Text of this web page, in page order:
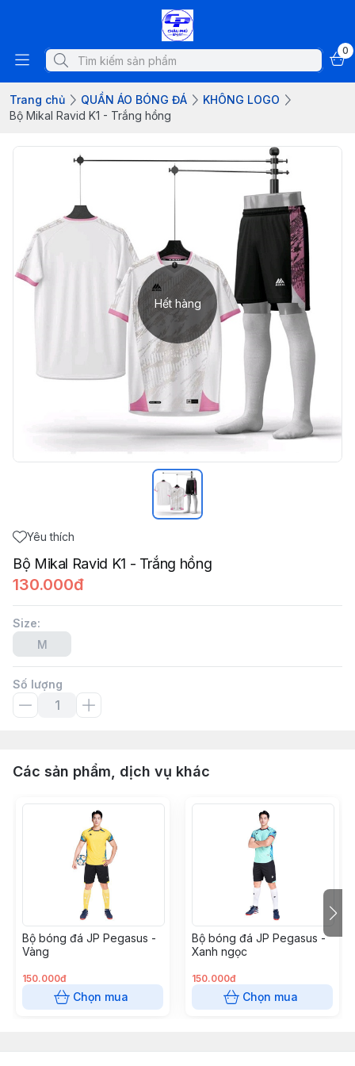
0
Trang chủ QUẦN ÁO BÓNG ĐÁ
KHÔNG LOGO
Bộ Mikal Ravid K1 - Trắng hồng
Hết hàng
Yêu thích
Bộ Mikal Ravid K1 - Trắng hồng
130.000đ
Size:
M
Số lượng
Các sản phẩm, dịch vụ khác
Bộ bóng đá JP Pegasus -
Vàng
150.000đ
Chọn mua
Bộ bóng đá JP Pegasus -
Xanh ngọc
150.000đ
Chọn mua